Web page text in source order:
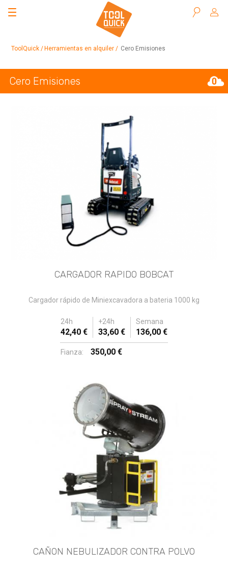
ToolQuick Herramientas en alquiler Cero Emisiones
Cero Emisiones
CARGADOR RAPIDO BOBCAT
Cargador rápido de Miniexcavadora a bateria 1000 kg
24h +24h Semana
42,40 € 33,60 € 136,00 €
Fianza: 350,00 €
CAÑON NEBULIZADOR CONTRA POLVO